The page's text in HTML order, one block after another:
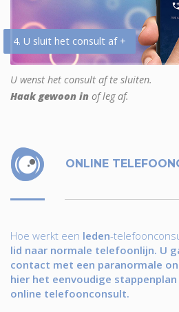
4. U sluit het consult af +
U wenst het consult af te sluiten.
Haak gewoon in of leg af.
ONLINE
Hoe werkt een leden-
lid naar normale telefoonlijn. U
contact met een paranormale
hier het eenvoudige
online telefoonconsult.